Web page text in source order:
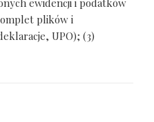
ewidencji i podatków
plików i
UPO); (3)